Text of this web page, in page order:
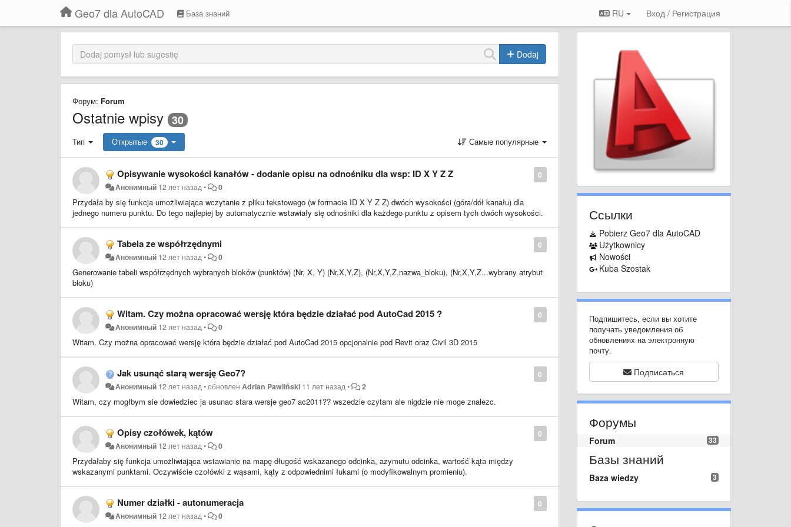
Geo7 dla AutoCAD База знаний RU Вход / Регистрация
Dodaj
Форум: Forum
Ostatnie wpisy 30
Тип Открытые 30 Самые популярные
0
Opisywanie wysokości kanałów - dodanie opisu na odnośniku dla wsp: ID X Y Z Z
Анонимный 12 лет назад• 0
Przydała by się funkcja umożliwiająca wczytanie z pliku tekstowego (w formacie ID X Y Z Z) dwóch wysokości (góra/dół kanału) dla
jednego numeru punktu. Do tego najlepiej by automatycznie wstawiały się odnośniki dla każdego punktu z opisem tych dwóch wysokości.
0
Tabela ze współrzędnymi
Анонимный 12 лет назад• 0
Generowanie tabeli współrzędnych wybranych bloków (punktów) (Nr, X, Y) (Nr,X,Y,Z), (Nr,X,Y,Z,nazwa_bloku), (Nr,X,Y,Z...wybrany atrybut
bloku)
0
Witam. Czy można opracować wersję która będzie działać pod AutoCad 2015 ?
Анонимный 12 лет назад• 0
Witam. Czy można opracować wersję która będzie działać pod AutoCad 2015 opcjonalnie pod Revit oraz Civil 3D 2015
0
Jak usunąć starą wersję Geo7?
Анонимный 12 лет назад•обновленAdrian Pawliński 11 лет назад• 2
Witam, czy mogłbym sie dowiedziec ja usunac stara wersje geo7 ac2011?? wszedzie czytam ale nigdzie nie moge znalezc.
0
Opisy czołówek, kątów
Анонимный 12 лет назад• 0
Przydałaby się funkcja umożliwiająca wstawianie na mapę długość wskazanego odcinka, azymutu odcinka, wartość kąta między
wskazanymi punktami. Oczywiście czołówki z wąsami, kąty z odpowiednimi łukami (o modyfikowalnym promieniu).
0
Numer działki - autonumeracja
Анонимный 12 лет назад• 0
Ссылки
Pobierz Geo7 dla AutoCAD
Użytkownicy
Nowości
Kuba Szostak
Подпишитесь, если вы хотите
получать уведомления об
обновлениях на электронную
почту.
Подписаться
Форумы
33
Forum
Базы знаний
3
Baza wiedzy